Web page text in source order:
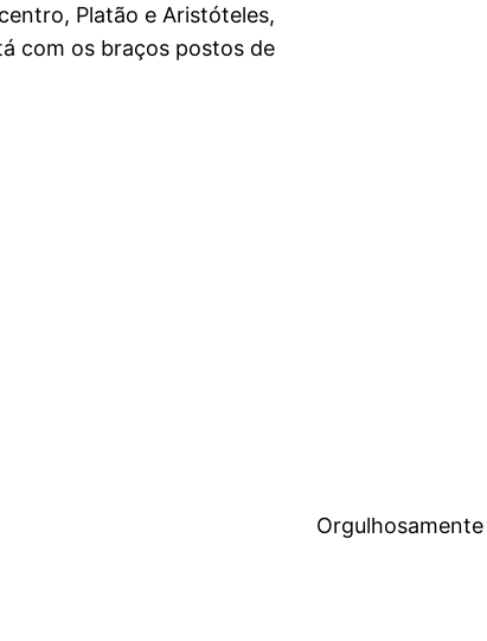
Platão e Aristóteles,
com os braços postos de